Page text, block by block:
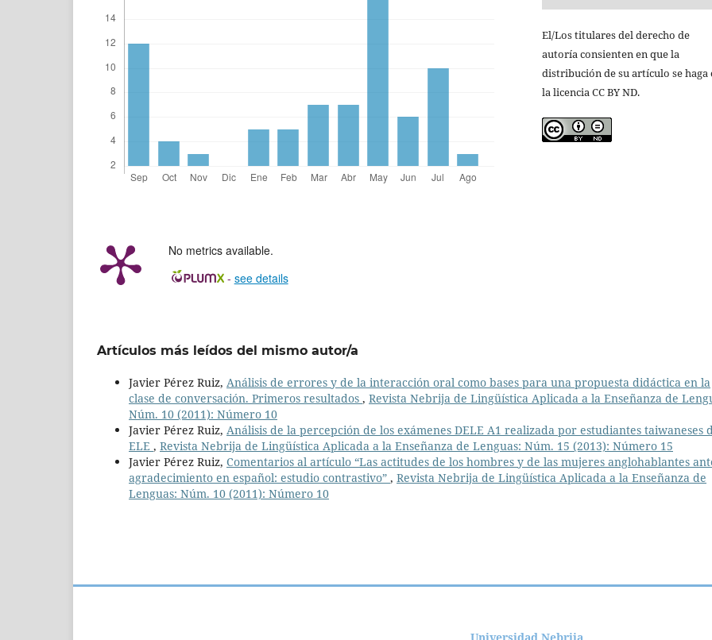
No metrics available.
- see details
El/Los titulares del derecho de
autoría consienten en que la
distribución de su artículo se haga
la licencia CC BY ND.
Artículos más leídos del mismo autor/a
Javier Pérez Ruiz, Análisis de errores y de la interacción oral como bases para una propuesta didáctica en la
clase de conversación. Primeros resultados , Revista Nebrija de Lingüística Aplicada a la Enseñanza de
Núm. 10 (2011): Número 10
Javier Pérez Ruiz, Análisis de la percepción de los exámenes DELE A1 realizada por estudiantes taiwaneses
ELE , Revista Nebrija de Lingüística Aplicada a la Enseñanza de Lenguas: Núm. 15 (2013): Número 15
Javier Pérez Ruiz, Comentarios al artículo “Las actitudes de los hombres y de las mujeres anglohablantes
agradecimiento en español: estudio contrastivo” , Revista Nebrija de Lingüística Aplicada a la Enseñanza de
Lenguas: Núm. 10 (2011): Número 10